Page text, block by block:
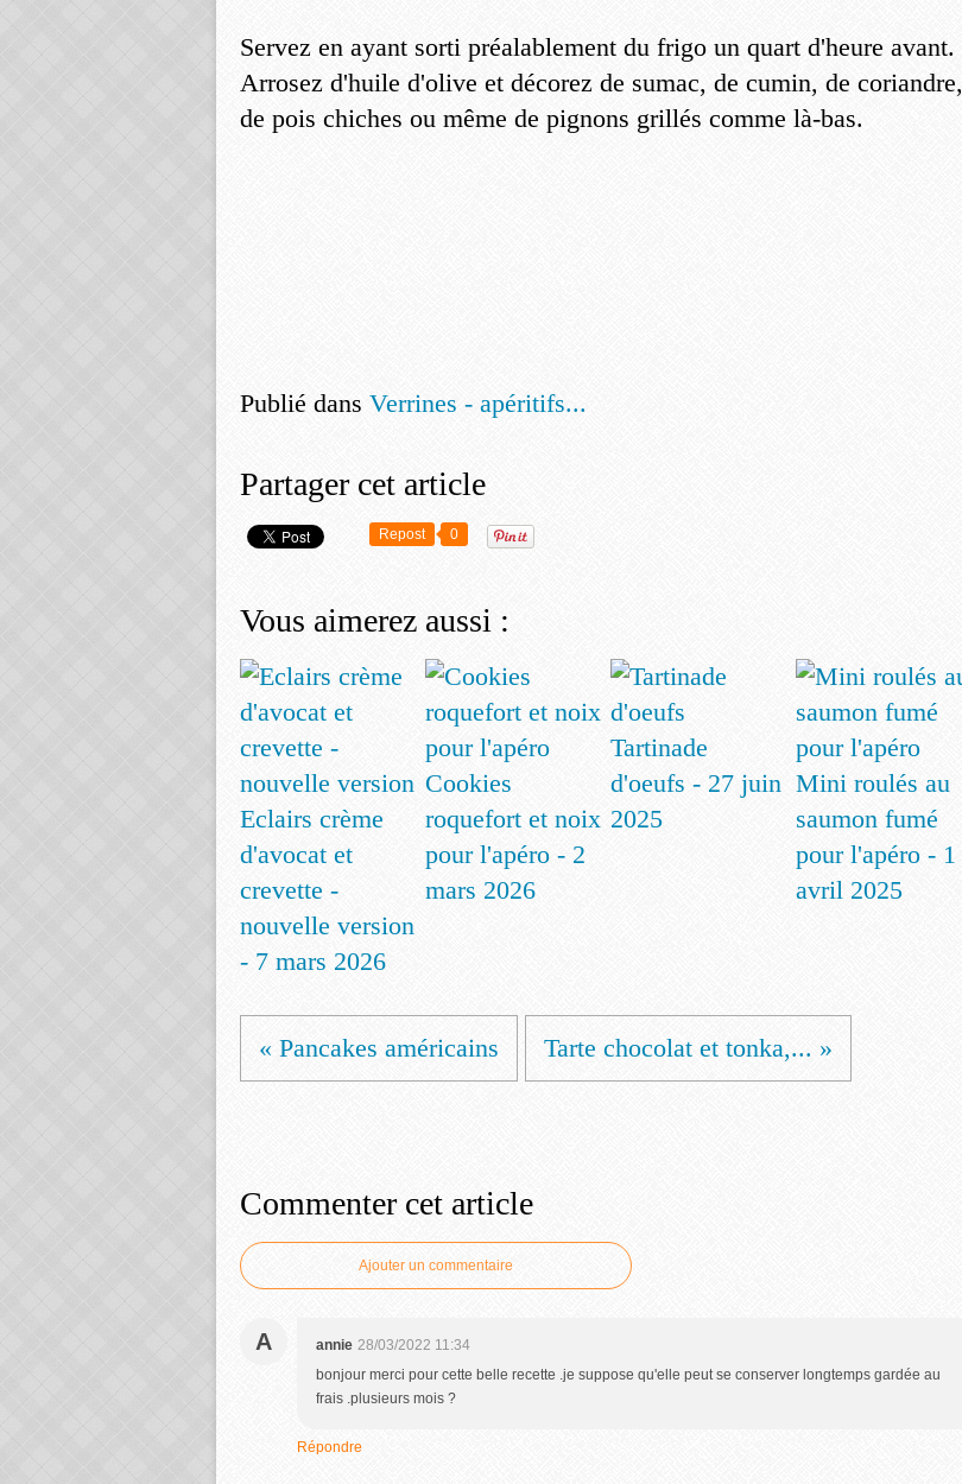
Servez en ayant sorti préalablement du frigo un quart d'heure avant.
Arrosez d'huile d'olive et décorez de sumac, de cumin, de coriandre,
de pois chiches ou même de pignons grillés comme là-bas.
Publié dans Verrines - apéritifs...
Partager cet article
Repost 0
Vous aimerez aussi :
Eclairs crème
d'avocat et
crevette -
nouvelle version
- 7 mars 2026
Cookies
roquefort et noix
pour l'apéro - 2
mars 2026
Tartinade
d'oeufs - 27 juin
2025
Mini roulés au
saumon fumé
pour l'apéro - 1
avril 2025
« Pancakes américains Tarte chocolat et tonka,... »
Commenter cet article
Ajouter un commentaire
A annie 28/03/2022 11:34
bonjour merci pour cette belle recette .je suppose qu'elle peut se conserver longtemps gardée au
frais .plusieurs mois ?
Répondre